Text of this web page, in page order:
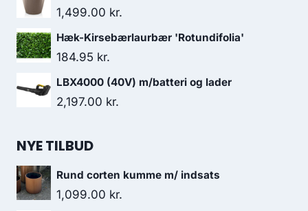
1,499.00 kr.
Hæk-Kirsebærlaurbær 'Rotundifolia'
184.95 kr.
LBX4000 (40V) m/batteri og lader
2,197.00 kr.
NYE TILBUD
Rund corten kumme m/ indsats
1,099.00 kr.